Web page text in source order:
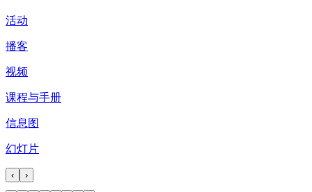
活动
播客
视频
课程与手册
信息图
幻灯片
‹ ›